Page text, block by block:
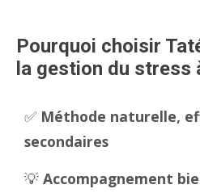
Pourquoi choisir
la gestion du stress
✅ Méthode naturelle,
secondaires
💡 Accompagnement